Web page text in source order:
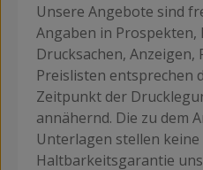
Unsere Angebote sind
Angaben in Prospekten,
Drucksachen, Anzeigen,
Preislisten entsprechen
Zeitpunkt der
annähernd. Die zu dem
Unterlagen stellen
Haltbarkeitsgarantie